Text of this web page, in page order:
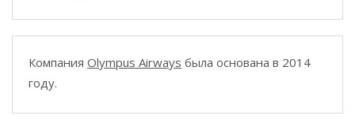
Компания Olympus Airways была основана в 2014
году.